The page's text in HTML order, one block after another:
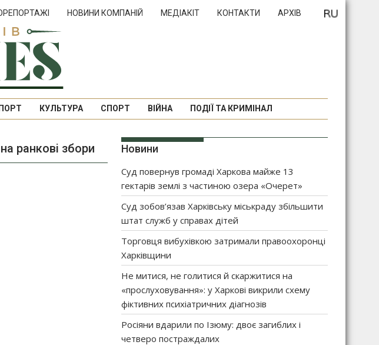
НОВИНИ КОМПАНІЙ МЕДІАКІТ КОНТАКТИ АРХІВ
КУЛЬТУРА СПОРТ ВІЙНА ПОДІЇ ТА КРИМІНАЛ
ранкові збори Новини
Суд повернув громаді Харкова майже 13
гектарів землі з частиною озера «Очерет»
Суд зобов’язав Харківську міськраду збільшити
штат служб у справах дітей
Торговця вибухівкою затримали правоохоронці
Харківщини
Не митися, не голитися й скаржитися на
«прослуховування»: у Харкові викрили схему
фіктивних психіатричних діагнозів
Росіяни вдарили по Ізюму: двоє загиблих і
четверо постраждалих